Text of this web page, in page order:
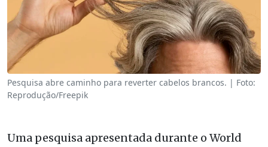
Pesquisa abre caminho para reverter cabelos brancos. | Foto:
Reprodução/Freepik
Uma pesquisa apresentada durante o World